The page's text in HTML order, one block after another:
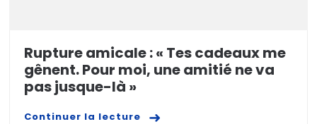
Rupture amicale : « Tes cadeaux me
gênent. Pour moi, une amitié ne va
pas jusque-là »
Continuer la lecture